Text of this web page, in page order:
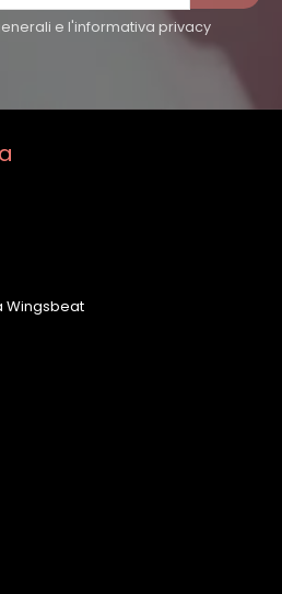
e l'informativa privacy
Wingsbeat